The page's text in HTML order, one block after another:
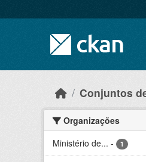
Conjuntos
Organizações
Ministério de... - 1